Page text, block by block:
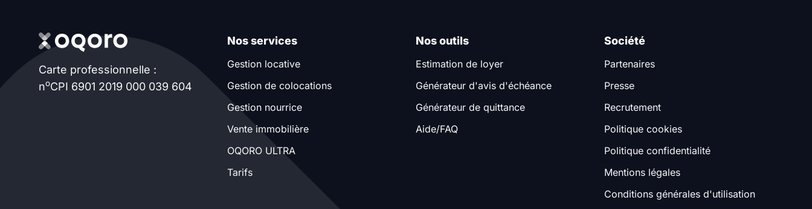
Carte professionnelle :
noCPI 6901 2019 000 039 604
Nos services
Gestion locative
Gestion de colocations
Gestion nourrice
Vente immobilière
OQORO ULTRA
Tarifs
Nos outils
Estimation de loyer
Générateur d'avis d'échéance
Générateur de quittance
Aide/FAQ
Société
Partenaires
Presse
Recrutement
Politique cookies
Politique confidentialité
Mentions légales
Conditions générales d'utilisation